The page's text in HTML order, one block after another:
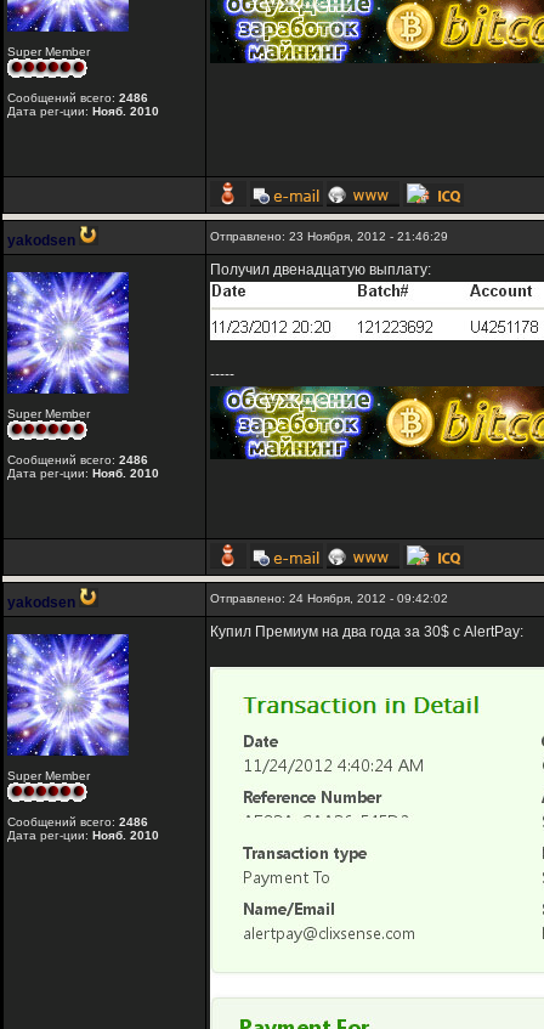
Super Member
Сообщений всего: 2486
Дата рег-ции: Нояб. 2010
yakodsen Отправлено: 23 Ноября, 2012 - 21:46:29
Super Member
Сообщений всего: 2486
Дата рег-ции: Нояб. 2010
Получил двенадцатую выплату:
-----
yakodsen Отправлено: 24 Ноября, 2012 - 09:42:02
Super Member
Сообщений всего: 2486
Дата рег-ции: Нояб. 2010
Купил Премиум на два года за 30$ с AlertPay: